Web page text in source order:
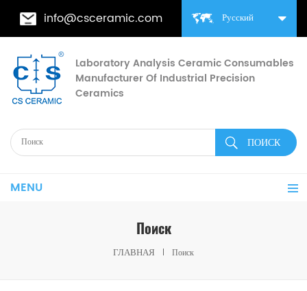
Русский
info@csceramic.com
Laboratory Analysis Ceramic Consumables
Manufacturer Of Industrial Precision
Ceramics
MENU
Поиск
ГЛАВНАЯ Поиск